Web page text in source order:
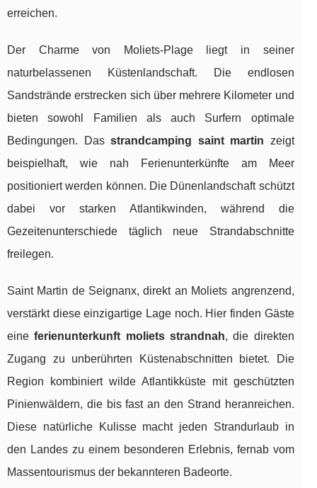
erreichen.
Der Charme von Moliets-Plage liegt in seiner
naturbelassenen Küstenlandschaft. Die endlosen
Sandstrände erstrecken sich über mehrere Kilometer und
bieten sowohl Familien als auch Surfern optimale
Bedingungen. Dasstrandcamping saint martin zeigt
beispielhaft, wie nah Ferienunterkünfte am Meer
positioniert werden können. Die Dünenlandschaft schützt
dabei vor starken Atlantikwinden, während die
Gezeitenunterschiede täglich neue Strandabschnitte
freilegen.
Saint Martin de Seignanx, direkt an Moliets angrenzend,
verstärkt diese einzigartige Lage noch. Hier finden Gäste
eineferienunterkunft moliets strandnah, die direkten
Zugang zu unberührten Küstenabschnitten bietet. Die
Region kombiniert wilde Atlantikküste mit geschützten
Pinienwäldern, die bis fast an den Strand heranreichen.
Diese natürliche Kulisse macht jeden Strandurlaub in
den Landes zu einem besonderen Erlebnis, fernab vom
Massentourismus der bekannteren Badeorte.